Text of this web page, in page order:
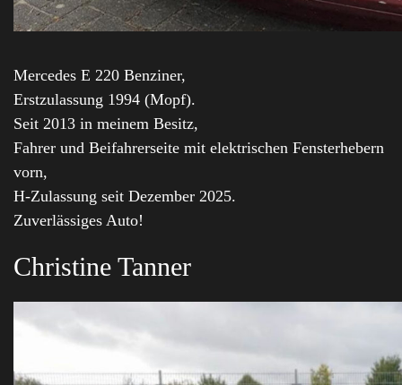
Mercedes E 220 Benziner,
Erstzulassung 1994 (Mopf).
Seit 2013 in meinem Besitz,
Fahrer und Beifahrerseite mit elektrischen Fensterhebern
vorn,
H-Zulassung seit Dezember 2025.
Zuverlässiges Auto!
Christine Tanner